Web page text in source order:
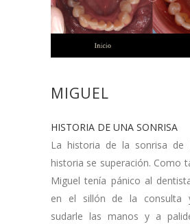
MIGUEL
HISTORIA DE UNA SONRISA
La historia de la sonrisa de
historia se superación. Como
Miguel tenía pánico al
en el sillón de la consulta
sudarle las manos y a